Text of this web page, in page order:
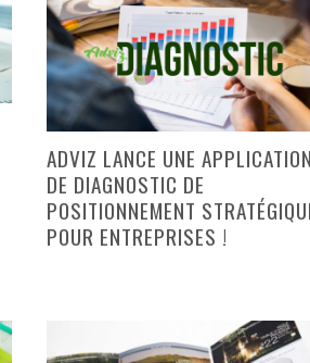
ADVIZ LANCE UNE APPLICATION
DE DIAGNOSTIC DE
POSITIONNEMENT
POUR ENTREPRISES !